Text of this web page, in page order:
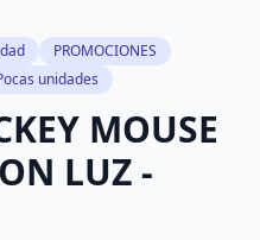
PROMOCIONES
unidades
MOUSE
LUZ -